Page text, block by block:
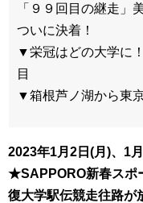
「９９回目の継走」
ついに決着！
▼栄冠はどの大学に
目
▼箱根芦ノ湖から東
2023年1月2日(月)、1
★SAPPORO新春スポ
復大学駅伝競走往路が